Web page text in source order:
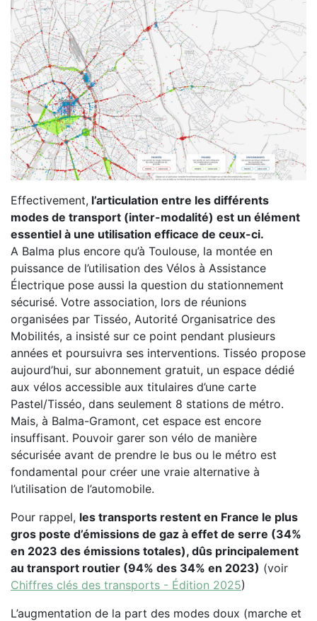
Effectivement, l’articulation entre les différents
modes de transport (inter-modalité) est un élément
essentiel à une utilisation efficace de ceux-ci.
A Balma plus encore qu’à Toulouse, la montée en
puissance de l’utilisation des Vélos à Assistance
Électrique pose aussi la question du stationnement
sécurisé. Votre association, lors de réunions
organisées par Tisséo, Autorité Organisatrice des
Mobilités, a insisté sur ce point pendant plusieurs
années et poursuivra ses interventions. Tisséo propose
aujourd’hui, sur abonnement gratuit, un espace dédié
aux vélos accessible aux titulaires d’une carte
Pastel/Tisséo, dans seulement 8 stations de métro.
Mais, à Balma-Gramont, cet espace est encore
insuffisant. Pouvoir garer son vélo de manière
sécurisée avant de prendre le bus ou le métro est
fondamental pour créer une vraie alternative à
l’utilisation de l’automobile.
Pour rappel, les transports restent en France le plus
gros poste d’émissions de gaz à effet de serre (34%
en 2023 des émissions totales), dûs principalement
au transport routier (94% des 34% en 2023) (voir
Chiffres clés des transports - Édition 2025)
L’augmentation de la part des modes doux (marche et